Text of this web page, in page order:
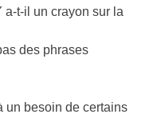
a-t-il un crayon sur la
des phrases
un besoin de certains